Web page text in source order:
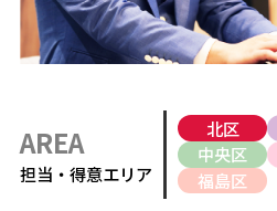
AREA
担当・得意エリア
北区
中央区
福島区